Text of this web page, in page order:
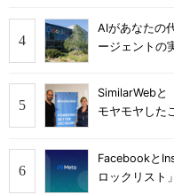
AIがあなたの
ージェントの
SimilarWebと
モヤモヤした
Facebookと
ロックリスト